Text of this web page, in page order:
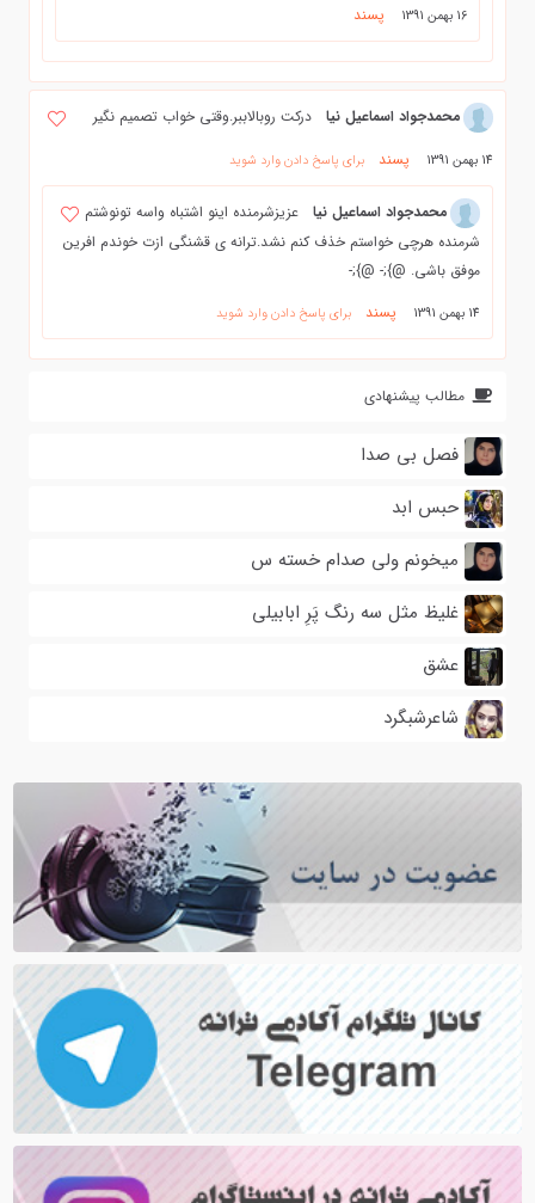
16 بهمن 1391 پسند
محمدجواد اسماعیل نیا درکت روبالاببر.وقتی خواب تصمیم نگیر
14 بهمن 1391 پسند برای پاسخ دادن وارد شوید
محمدجواد اسماعیل نیا
عزیزشرمنده اینو اشتباه واسه تونوشتم
شرمنده هرچی خواستم خذف کنم نشد.ترانه ی قشنگی ازت خوندم افرین
موفق باشی. @};- @};-
14 بهمن 1391 پسند برای پاسخ دادن وارد شوید
مطالب پیشنهادی
فصل بی صدا
حبس ابد
میخونم ولی صدام خسته س
غلیظ مثل سه رنگ پَرِ ابابیلی
عشق
شاعرشبگرد